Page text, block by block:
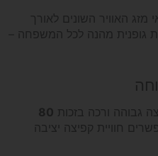
מזג האוויר השונים לאורך
גופנית מהנה לכל המשפחה –
80
חוויית קפיצה יציבה